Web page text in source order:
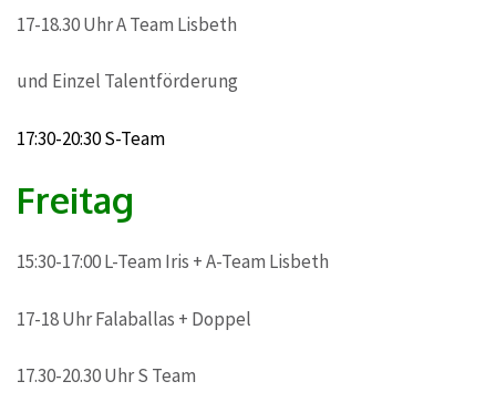
17-18.30 Uhr A Team Lisbeth
und Einzel Talentförderung
17:30-20:30 S-Team
Freitag
15:30-17:00 L-Team Iris + A-Team Lisbeth
17-18 Uhr Falaballas + Doppel
17.30-20.30 Uhr S Team